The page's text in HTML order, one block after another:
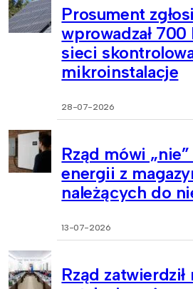
Prosument
wprowadzał
sieci
mikroinstalacje
28-07-2026
Rząd mówi
energii z
należących do
13-07-2026
Rząd